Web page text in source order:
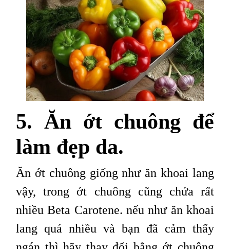
5. Ăn ớt chuông để
làm đẹp da.
Ăn ớt chuông giống như ăn khoai lang
vậy, trong ớt chuông cũng chứa rất
nhiều Beta Carotene. nếu như ăn khoai
lang quá nhiều và bạn đã cảm thấy